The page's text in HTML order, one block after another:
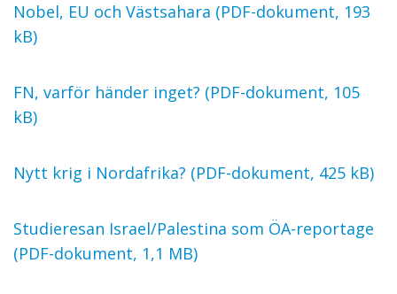
Nobel, EU och Västsahara (PDF-dokument, 193
kB)
FN, varför händer inget? (PDF-dokument, 105
kB)
Nytt krig i Nordafrika? (PDF-dokument, 425 kB)
Studieresan Israel/Palestina som ÖA-reportage
(PDF-dokument, 1,1 MB)